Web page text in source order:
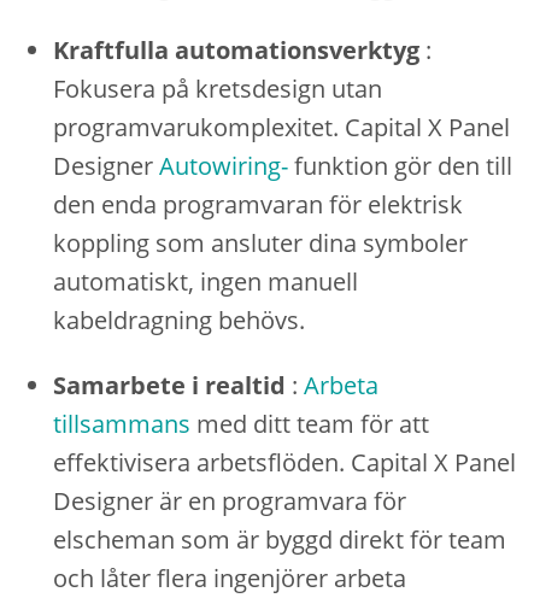
Kraftfulla automationsverktyg :
Fokusera på kretsdesign utan
programvarukomplexitet. Capital X Panel
DesignerAutowiring-funktion gör den till
den enda programvaran för elektrisk
koppling som ansluter dina symboler
automatiskt, ingen manuell
kabeldragning behövs.
Samarbete i realtid : Arbeta
tillsammans med ditt team för att
effektivisera arbetsflöden. Capital X Panel
Designer är en programvara för
elscheman som är byggd direkt för team
och låter flera ingenjörer arbeta